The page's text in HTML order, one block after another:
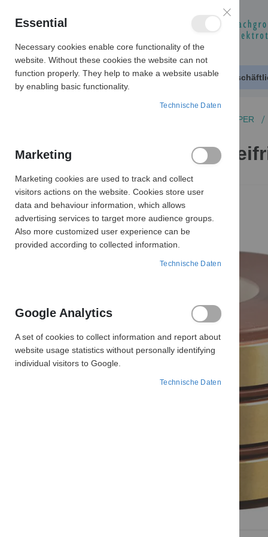
Produktkatalog
SCHLEIFRINGKÖRPER
LS 3-70-12,5-25
Zum
Ende
der
Bildergalerie
springen
Essential
Necessary cookies enable core functionality of the
website. Without these cookies the website can not
function properly. They help to make a website usable
by enabling basic functionality.
Technische Daten
Marketing
Marketing cookies are used to track and collect
visitors actions on the website. Cookies store user
data and behaviour information, which allows
advertising services to target more audience groups.
Also more customized user experience can be
provided according to collected information.
Technische Daten
Google Analytics
A set of cookies to collect information and report about
website usage statistics without personally identifying
individual visitors to Google.
Technische Daten